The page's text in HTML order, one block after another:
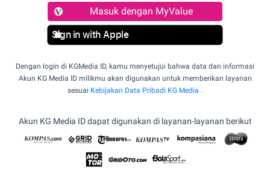
Masuk dengan MyValue
Sign in with Apple
Dengan login di KGMedia ID, kamu menyetujui bahwa data dan informasi
Akun KG Media ID milikmu akan digunakan untuk memberikan layanan
sesuai Kebijakan Data Pribadi KG Media .
Akun KG Media ID dapat digunakan di layanan-layanan berikut